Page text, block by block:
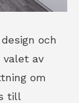
och
av
om
till